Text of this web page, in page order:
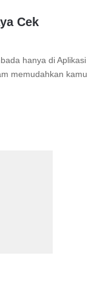
Cek
hanya di Aplikasi
memudahkan kamu